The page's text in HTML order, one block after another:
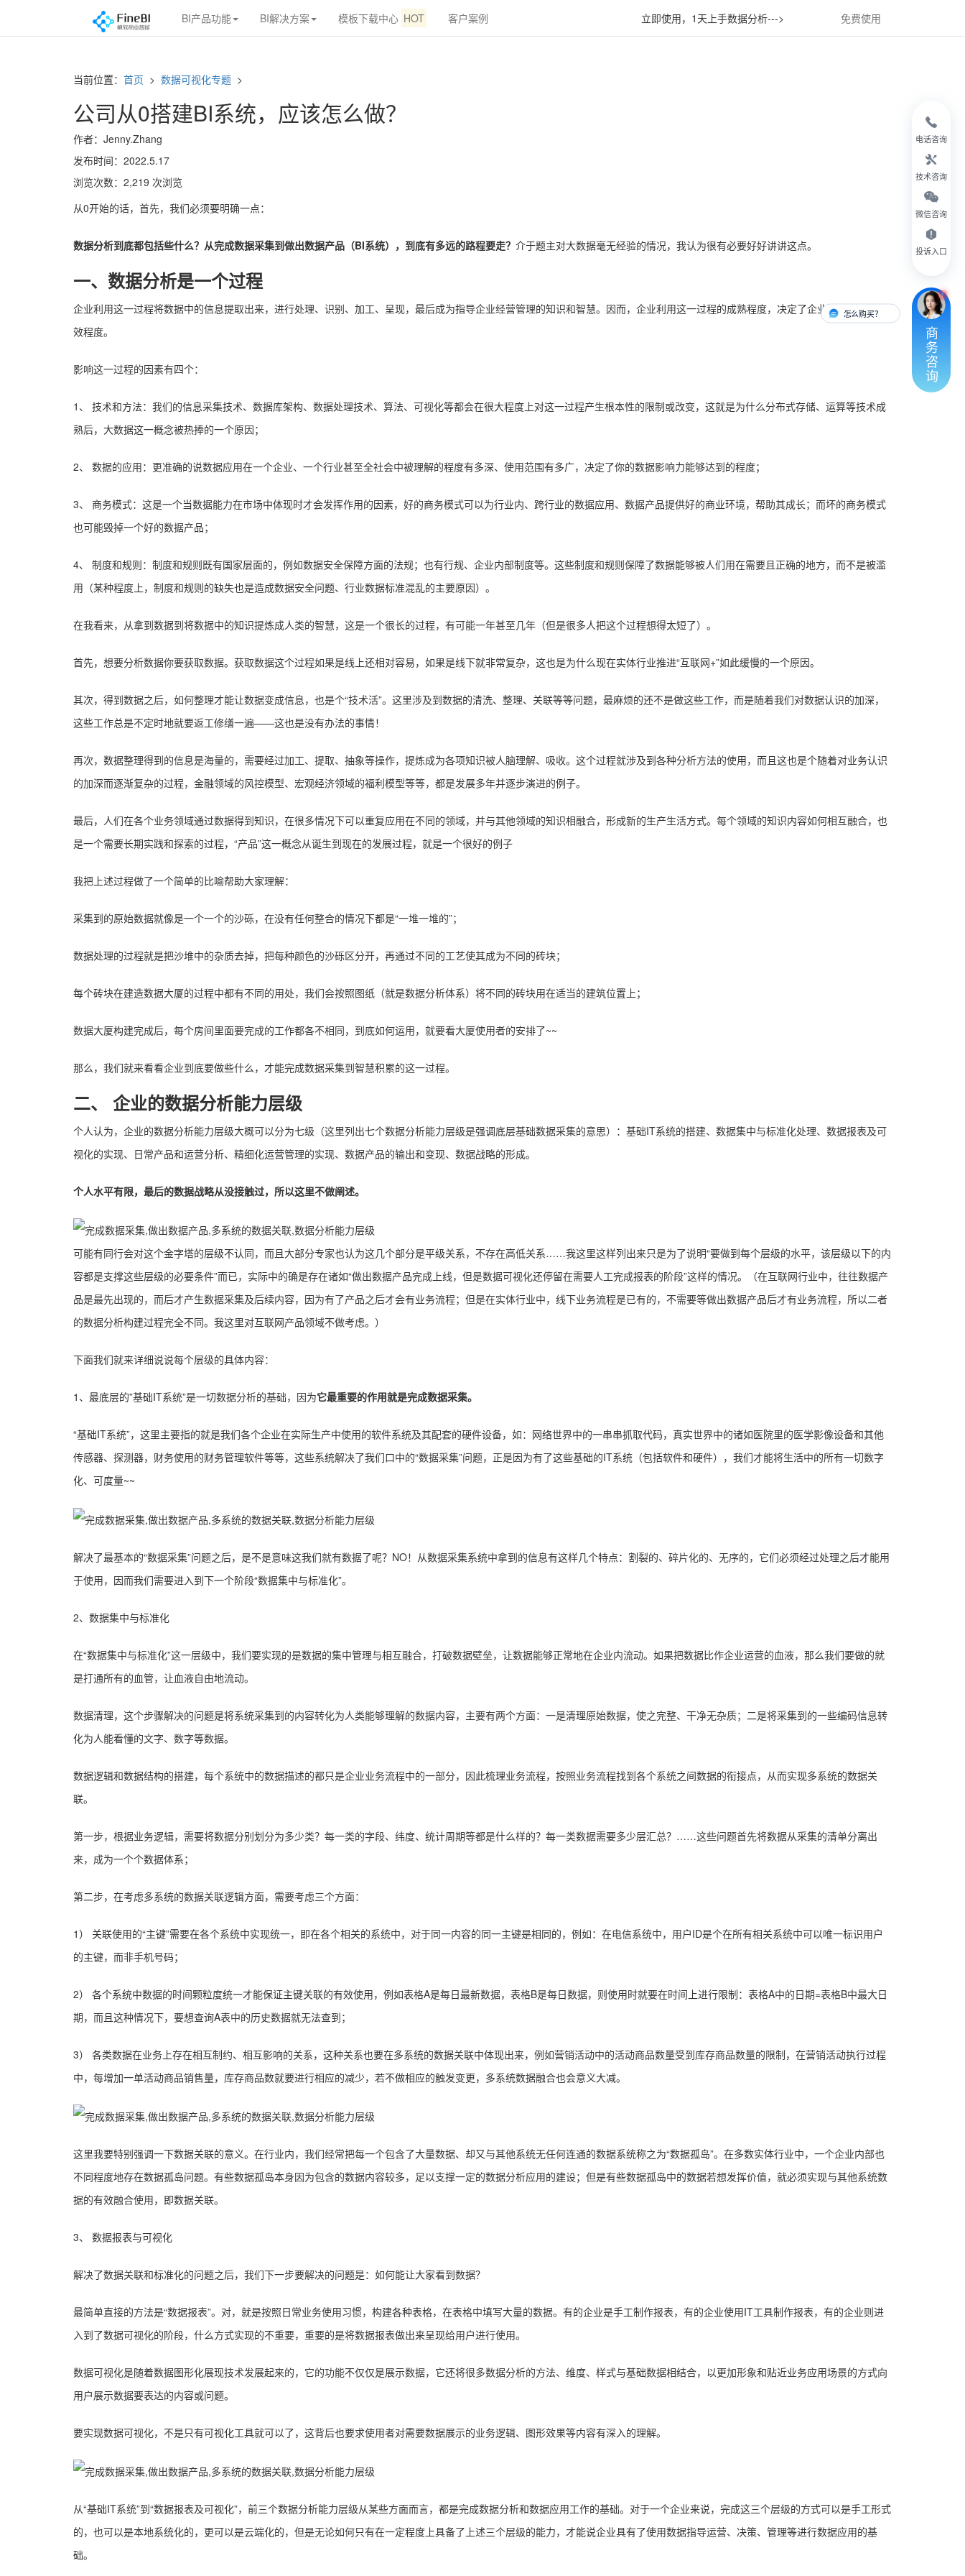
BI产品功能 BI解决方案 模板下载中心 HOT 客户案例 立即使用，1天上手数据分析---> 免费使用
当前位置： 首页 > 数据可视化专题 >
公司从0搭建BI系统，应该怎么做？
作者：Jenny.Zhang
发布时间：2022.5.17
浏览次数：2,219 次浏览
从0开始的话，首先，我们必须要明确一点：
数据分析到底都包括些什么？从完成数据采集到做出数据产品（BI系统），到底有多远的路程要走？ 介于题主对大数据毫无经验的情况，我认为很有必要好好讲讲这点。
一、数据分析是一个过程
企业利用这一过程将数据中的信息提取出来，进行处理、识别、加工、呈现，最后成为指导企业经营管理的知识和智慧。因而，企业利用这一过程的成熟程度，决定了企业使用数据的有
效程度。
影响这一过程的因素有四个：
1、 技术和方法：我们的信息采集技术、数据库架构、数据处理技术、算法、可视化等都会在很大程度上对这一过程产生根本性的限制或改变，这就是为什么分布式存储、运算等技术成
熟后，大数据这一概念被热捧的一个原因；
2、 数据的应用：更准确的说数据应用在一个企业、一个行业甚至全社会中被理解的程度有多深、使用范围有多广，决定了你的数据影响力能够达到的程度；
3、 商务模式：这是一个当数据能力在市场中体现时才会发挥作用的因素，好的商务模式可以为行业内、跨行业的数据应用、数据产品提供好的商业环境，帮助其成长；而坏的商务模式
也可能毁掉一个好的数据产品；
4、 制度和规则：制度和规则既有国家层面的，例如数据安全保障方面的法规；也有行规、企业内部制度等。这些制度和规则保障了数据能够被人们用在需要且正确的地方，而不是被滥
用（某种程度上，制度和规则的缺失也是造成数据安全问题、行业数据标准混乱的主要原因）。
在我看来，从拿到数据到将数据中的知识提炼成人类的智慧，这是一个很长的过程，有可能一年甚至几年（但是很多人把这个过程想得太短了）。
首先，想要分析数据你要获取数据。获取数据这个过程如果是线上还相对容易，如果是线下就非常复杂，这也是为什么现在实体行业推进“互联网+”如此缓慢的一个原因。
其次，得到数据之后，如何整理才能让数据变成信息，也是个“技术活”。这里涉及到数据的清洗、整理、关联等等问题，最麻烦的还不是做这些工作，而是随着我们对数据认识的加深，
这些工作总是不定时地就要返工修缮一遍——这也是没有办法的事情！
再次，数据整理得到的信息是海量的，需要经过加工、提取、抽象等操作，提炼成为各项知识被人脑理解、吸收。这个过程就涉及到各种分析方法的使用，而且这也是个随着对业务认识
的加深而逐渐复杂的过程，金融领域的风控模型、宏观经济领域的福利模型等等，都是发展多年并逐步演进的例子。
最后，人们在各个业务领域通过数据得到知识，在很多情况下可以重复应用在不同的领域，并与其他领域的知识相融合，形成新的生产生活方式。每个领域的知识内容如何相互融合，也
是一个需要长期实践和探索的过程，“产品”这一概念从诞生到现在的发展过程，就是一个很好的例子
我把上述过程做了一个简单的比喻帮助大家理解：
采集到的原始数据就像是一个一个的沙砾，在没有任何整合的情况下都是“一堆一堆的”；
数据处理的过程就是把沙堆中的杂质去掉，把每种颜色的沙砾区分开，再通过不同的工艺使其成为不同的砖块；
每个砖块在建造数据大厦的过程中都有不同的用处，我们会按照图纸（就是数据分析体系）将不同的砖块用在适当的建筑位置上；
数据大厦构建完成后，每个房间里面要完成的工作都各不相同，到底如何运用，就要看大厦使用者的安排了~~
那么，我们就来看看企业到底要做些什么，才能完成数据采集到智慧积累的这一过程。
二、 企业的数据分析能力层级
个人认为，企业的数据分析能力层级大概可以分为七级（这里列出七个数据分析能力层级是强调底层基础数据采集的意思）：基础IT系统的搭建、数据集中与标准化处理、数据报表及可
视化的实现、日常产品和运营分析、精细化运营管理的实现、数据产品的输出和变现、数据战略的形成。
个人水平有限，最后的数据战略从没接触过，所以这里不做阐述。
可能有同行会对这个金字塔的层级不认同，而且大部分专家也认为这几个部分是平级关系，不存在高低关系……我这里这样列出来只是为了说明“要做到每个层级的水平，该层级以下的内
容都是支撑这些层级的必要条件”而已，实际中的确是存在诸如“做出数据产品完成上线，但是数据可视化还停留在需要人工完成报表的阶段”这样的情况。（在互联网行业中，往往数据产
品是最先出现的，而后才产生数据采集及后续内容，因为有了产品之后才会有业务流程；但是在实体行业中，线下业务流程是已有的，不需要等做出数据产品后才有业务流程，所以二者
的数据分析构建过程完全不同。我这里对互联网产品领域不做考虑。）
下面我们就来详细说说每个层级的具体内容：
1、最底层的”基础IT系统”是一切数据分析的基础，因为它最重要的作用就是完成数据采集。
“基础IT系统”，这里主要指的就是我们各个企业在实际生产中使用的软件系统及其配套的硬件设备，如：网络世界中的一串串抓取代码，真实世界中的诸如医院里的医学影像设备和其他
传感器、探测器，财务使用的财务管理软件等等，这些系统解决了我们口中的“数据采集”问题，正是因为有了这些基础的IT系统（包括软件和硬件），我们才能将生活中的所有一切数字
化、可度量~~
解决了最基本的“数据采集”问题之后，是不是意味这我们就有数据了呢？NO！从数据采集系统中拿到的信息有这样几个特点：割裂的、碎片化的、无序的，它们必须经过处理之后才能用
于使用，因而我们需要进入到下一个阶段“数据集中与标准化”。
2、数据集中与标准化
在“数据集中与标准化”这一层级中，我们要实现的是数据的集中管理与相互融合，打破数据壁垒，让数据能够正常地在企业内流动。如果把数据比作企业运营的血液，那么我们要做的就
是打通所有的血管，让血液自由地流动。
数据清理，这个步骤解决的问题是将系统采集到的内容转化为人类能够理解的数据内容，主要有两个方面：一是清理原始数据，使之完整、干净无杂质；二是将采集到的一些编码信息转
化为人能看懂的文字、数字等数据。
数据逻辑和数据结构的搭建，每个系统中的数据描述的都只是企业业务流程中的一部分，因此梳理业务流程，按照业务流程找到各个系统之间数据的衔接点，从而实现多系统的数据关
联。
第一步，根据业务逻辑，需要将数据分别划分为多少类？每一类的字段、纬度、统计周期等都是什么样的？每一类数据需要多少层汇总？……这些问题首先将数据从采集的清单分离出
来，成为一个个数据体系；
第二步，在考虑多系统的数据关联逻辑方面，需要考虑三个方面：
1） 关联使用的“主键”需要在各个系统中实现统一，即在各个相关的系统中，对于同一内容的同一主键是相同的，例如：在电信系统中，用户ID是个在所有相关系统中可以唯一标识用户
的主键，而非手机号码；
2） 各个系统中数据的时间颗粒度统一才能保证主键关联的有效使用，例如表格A是每日最新数据，表格B是每日数据，则使用时就要在时间上进行限制：表格A中的日期=表格B中最大日
期，而且这种情况下，要想查询A表中的历史数据就无法查到；
3） 各类数据在业务上存在相互制约、相互影响的关系，这种关系也要在多系统的数据关联中体现出来，例如营销活动中的活动商品数量受到库存商品数量的限制，在营销活动执行过程
中，每增加一单活动商品销售量，库存商品数就要进行相应的减少，若不做相应的触发变更，多系统数据融合也会意义大减。
这里我要特别强调一下数据关联的意义。在行业内，我们经常把每一个包含了大量数据、却又与其他系统无任何连通的数据系统称之为“数据孤岛”。在多数实体行业中，一个企业内部也
不同程度地存在数据孤岛问题。有些数据孤岛本身因为包含的数据内容较多，足以支撑一定的数据分析应用的建设；但是有些数据孤岛中的数据若想发挥价值，就必须实现与其他系统数
据的有效融合使用，即数据关联。
3、 数据报表与可视化
解决了数据关联和标准化的问题之后，我们下一步要解决的问题是：如何能让大家看到数据？
最简单直接的方法是“数据报表”。对，就是按照日常业务使用习惯，构建各种表格，在表格中填写大量的数据。有的企业是手工制作报表，有的企业使用IT工具制作报表，有的企业则进
入到了数据可视化的阶段，什么方式实现的不重要，重要的是将数据报表做出来呈现给用户进行使用。
数据可视化是随着数据图形化展现技术发展起来的，它的功能不仅仅是展示数据，它还将很多数据分析的方法、维度、样式与基础数据相结合，以更加形象和贴近业务应用场景的方式向
用户展示数据要表达的内容或问题。
要实现数据可视化，不是只有可视化工具就可以了，这背后也要求使用者对需要数据展示的业务逻辑、图形效果等内容有深入的理解。
从“基础IT系统”到“数据报表及可视化”，前三个数据分析能力层级从某些方面而言，都是完成数据分析和数据应用工作的基础。对于一个企业来说，完成这三个层级的方式可以是手工形式
的，也可以是本地系统化的，更可以是云端化的，但是无论如何只有在一定程度上具备了上述三个层级的能力，才能说企业具有了使用数据指导运营、决策、管理等进行数据应用的基
础。
电话咨询
技术咨询
微信咨询
投诉入口
怎么购买？ 有人对接
商
务
咨
询